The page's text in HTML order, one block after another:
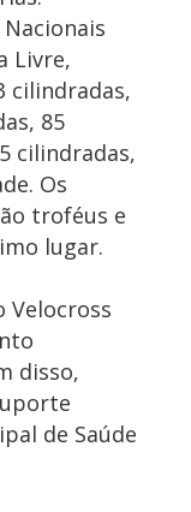
Nacionais
Livre,
cilindradas,
85
cilindradas,
Os
troféus e
lugar.
Velocross
disso,
de Saúde